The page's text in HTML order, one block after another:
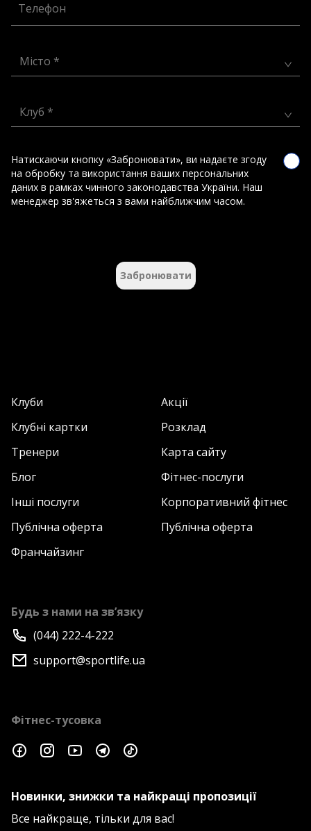
Телефон
Місто *
Клуб *
Натискаючи кнопку «Забронювати», ви надаєте згоду
на обробку та використання ваших персональних
даних в рамках чинного законодавства України. Наш
менеджер зв'яжеться з вами найближчим часом.
Забронювати
Клуби
Акції
Клубні картки
Розклад
Тренери
Карта сайту
Блог
Фітнес-послуги
Інші послуги
Корпоративний фітнес
Публічна оферта
Публічна оферта
Франчайзинг
Будь з нами на зв’язку
(044) 222-4-222
support@sportlife.ua
Фітнес-тусовка
Новинки, знижки та найкращі пропозиції
Все найкраще, тільки для вас!